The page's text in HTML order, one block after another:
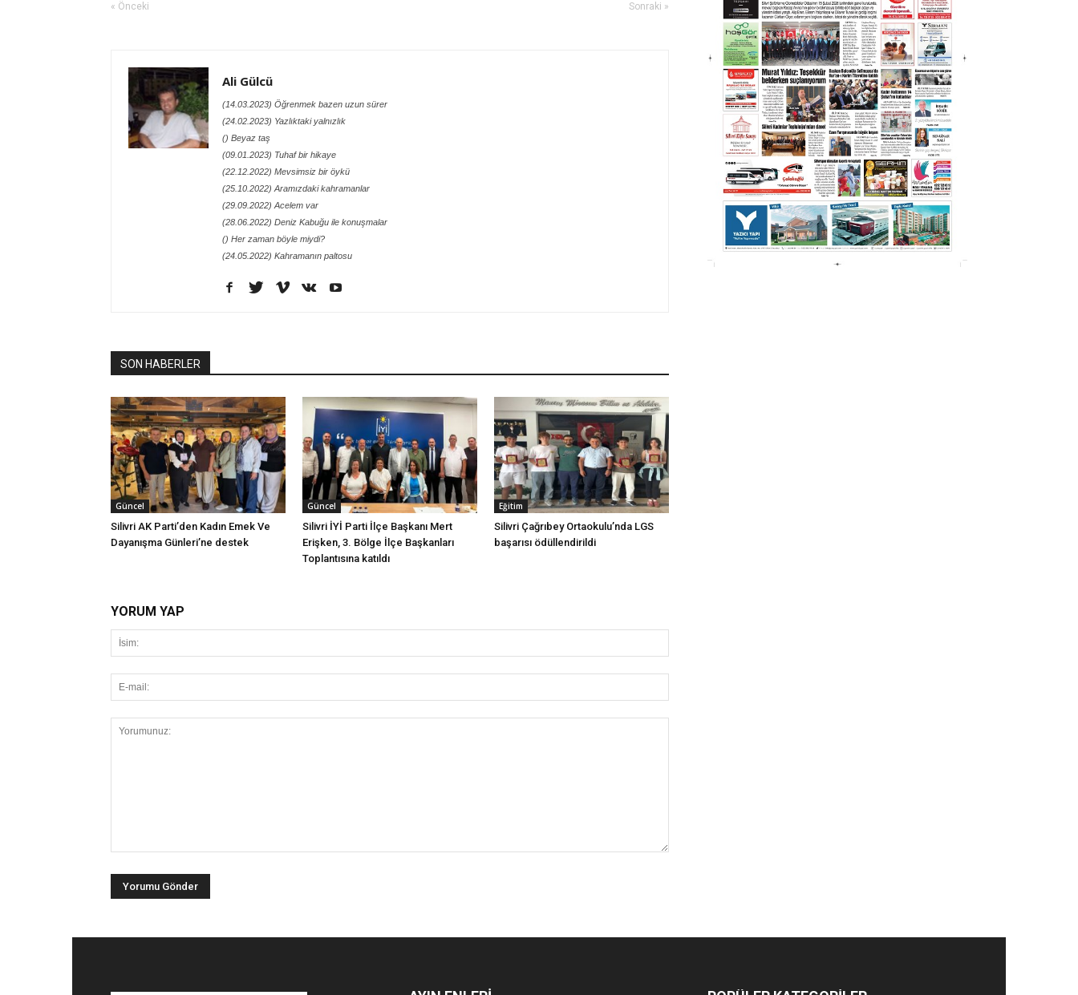
« Önceki Sonraki »
Ali Gülcü
(14.03.2023) Öğrenmek bazen uzun sürer
(24.02.2023) Yazlıktaki yalnızlık
() Beyaz taş
(09.01.2023) Tuhaf bir hikaye
(22.12.2022) Mevsimsiz bir öykü
(25.10.2022) Aramızdaki kahramanlar
(29.09.2022) Acelem var
(28.06.2022) Deniz Kabuğu ile konuşmalar
() Her zaman böyle miydi?
(24.05.2022) Kahramanın paltosu
SON HABERLER
Güncel
Silivri AK Parti’den Kadın Emek Ve
Dayanışma Günleri’ne destek
Güncel
Silivri İYİ Parti İlçe Başkanı Mert
Erişken, 3. Bölge İlçe Başkanları
Toplantısına katıldı
Eğitim
Silivri Çağrıbey Ortaokulu’nda LGS
başarısı ödüllendirildi
YORUM YAP